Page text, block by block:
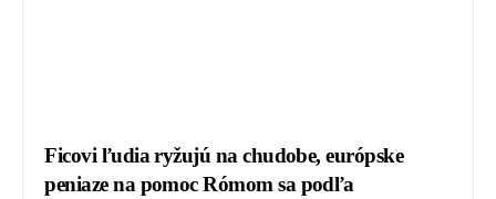
Ficovi ľudia ryžujú na chudobe, európske
peniaze na pomoc Rómom sa podľa